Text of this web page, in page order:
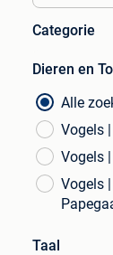
Categorie
Dieren en
Alle
Vogels
Vogels
Vogels
Taal